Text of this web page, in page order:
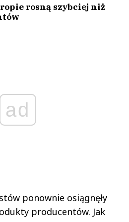
rosną szybciej niż
ad
ponownie osiągnęły
producentów. Jak